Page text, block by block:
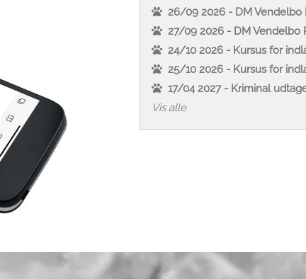
26/09 2026 - DM Vendelbo
27/09 2026 - DM Vendelbo
24/10 2026 - Kursus for
25/10 2026 - Kursus for
17/04 2027 - Kriminal
Vis alle